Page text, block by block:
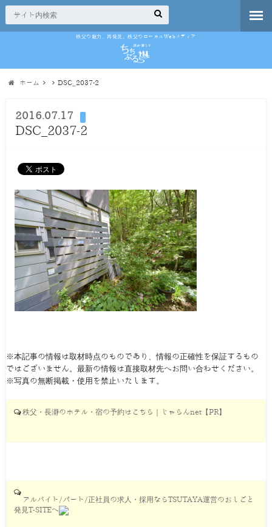
秩父の魅力、再発見。秩父のローカルWebメディア
ホーム DSC_2037-2
2016.07.17
DSC_2037-2
※本記事の情報は取材時点のものであり、情報の正確性を保証するもの
ではございません。最新の情報は直接取材先へお問い合わせください。
※写真の無断掲載・使用を禁止いたします。
秩父・長瀞のホテル・宿の予約はこちら｜じゃらんnet【PR】
アルバイト/パート/正社員の求人・採用ならTSUTAYA運営のおしごと
発見T-SITEへ